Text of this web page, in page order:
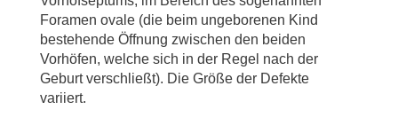
Foramen ovale (die beim ungeborenen Kind
bestehende Öffnung zwischen den beiden
Vorhöfen, welche sich in der Regel nach der
Geburt verschließt). Die Größe der Defekte
variiert.